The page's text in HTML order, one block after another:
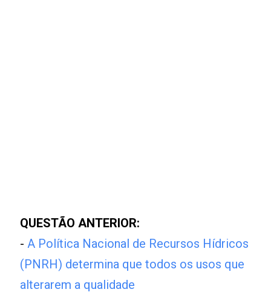
QUESTÃO ANTERIOR:
-A Política Nacional de Recursos Hídricos
(PNRH) determina que todos os usos que
alterarem a qualidade